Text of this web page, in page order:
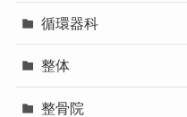
循環器科
整体
整骨院